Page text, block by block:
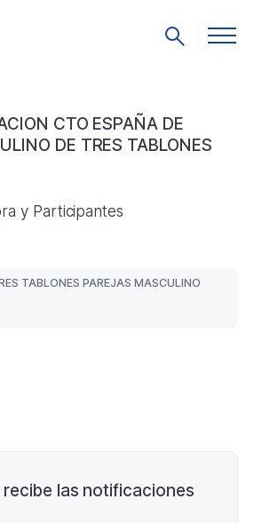
Mostrar
CTO ESPAÑA DE
DE TRES TABLONES
y Participantes
TABLONES PAREJAS MASCULINO
las notificaciones